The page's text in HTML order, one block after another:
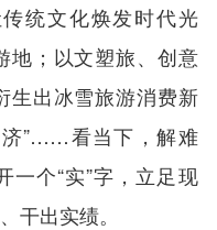
统文化焕发时代光
地；以文塑旅、创意
生出冰雪旅游消费新
济”……看当下，解难
一个“实”字，立足现
干出实绩。